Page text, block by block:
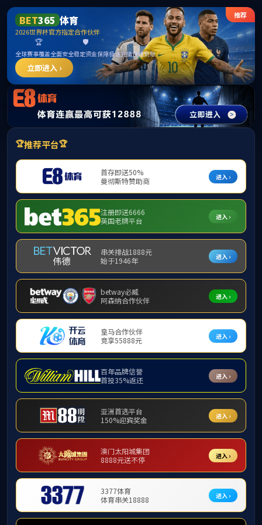
8827太阳集团(Macau)股份有限公司-
Official website
请输入验证码下载附件